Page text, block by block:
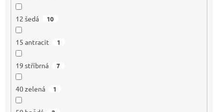
12 šedá 10
15 antracit 1
19 stříbrná 7
40 zelená 1